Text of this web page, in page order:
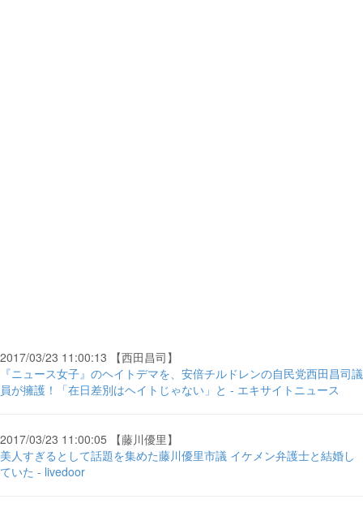
2017/03/23 11:00:13 【西田昌司】
『ニュース女子』のヘイトデマを、安倍チルドレンの自民党西田昌司議
員が擁護！「在日差別はヘイトじゃない」と - エキサイトニュース
2017/03/23 11:00:05 【藤川優里】
美人すぎるとして話題を集めた藤川優里市議 イケメン弁護士と結婚し
ていた - livedoor